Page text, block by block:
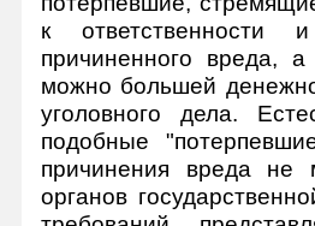
к
причиненного вреда,
можно большей
уголовного дела.
подобные
причинения вреда
органов